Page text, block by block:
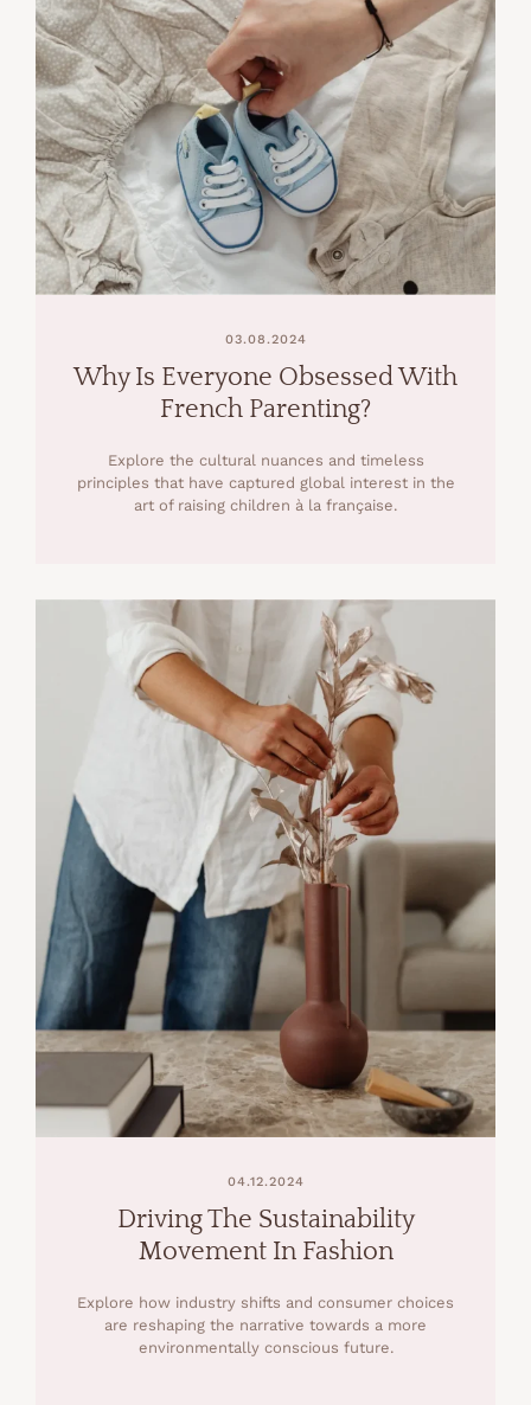
03.08.2024
Why Is Everyone Obsessed With
French Parenting?
Explore the cultural nuances and timeless
principles that have captured global interest in the
art of raising children à la française.
04.12.2024
Driving The Sustainability
Movement In Fashion
Explore how industry shifts and consumer choices
are reshaping the narrative towards a more
environmentally conscious future.